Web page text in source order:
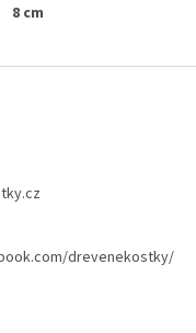
8 cm
drevenekostky/